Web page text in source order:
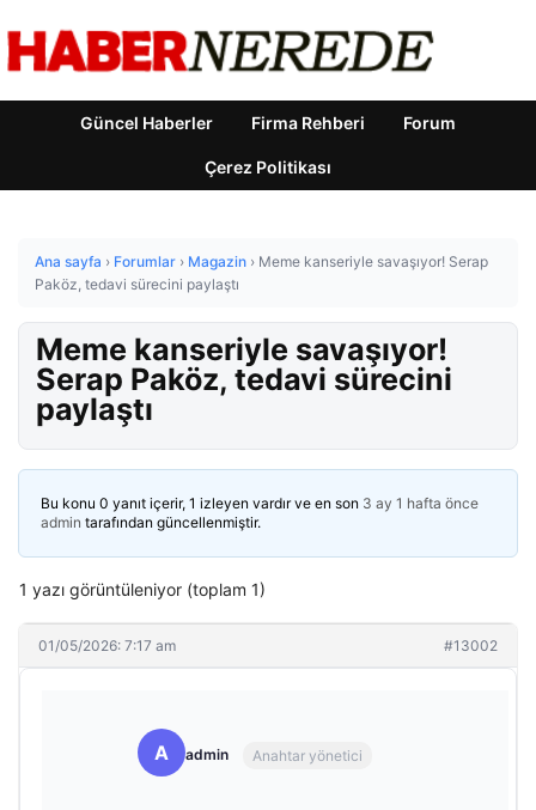
Güncel Haberler Firma Rehberi Forum
Çerez Politikası
Ana sayfa › Forumlar › Magazin › Meme kanseriyle savaşıyor! Serap
Paköz, tedavi sürecini paylaştı
Meme kanseriyle savaşıyor!
Serap Paköz, tedavi sürecini
paylaştı
Bu konu 0 yanıt içerir, 1 izleyen vardır ve en son 3 ay 1 hafta önce
admin tarafından güncellenmiştir.
1 yazı görüntüleniyor (toplam 1)
01/05/2026: 7:17 am #13002
A admin Anahtar yönetici